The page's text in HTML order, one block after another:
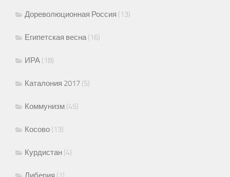
Дореволюционная Россия (13)
Египетская весна(16)
ИРА (18)
Каталония 2017 (5)
Коммунизм (45)
Косово (13)
Курдистан (4)